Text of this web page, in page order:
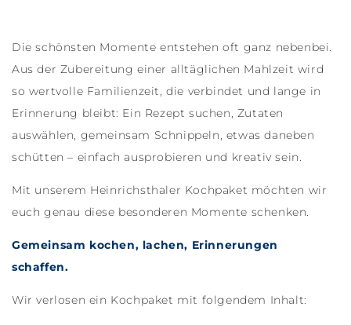
Die schönsten Momente entstehen oft ganz nebenbei.
Aus der Zubereitung einer alltäglichen Mahlzeit wird
so wertvolle Familienzeit, die verbindet und lange in
Erinnerung bleibt: Ein Rezept suchen, Zutaten
auswählen, gemeinsam Schnippeln, etwas daneben
schütten – einfach ausprobieren und kreativ sein.
Mit unserem Heinrichsthaler Kochpaket möchten wir
euch genau diese besonderen Momente schenken.
Gemeinsam kochen, lachen, Erinnerungen
schaffen.
Wir verlosen ein Kochpaket mit folgendem Inhalt: